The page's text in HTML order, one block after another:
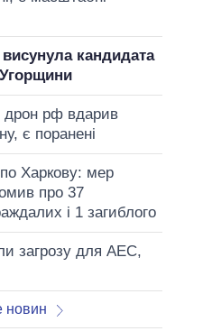
кандидата
дрон рф вдарив
є поранені
Харкову: мер
про 37
і 1 загиблого
загрозу для АЕС,
новин